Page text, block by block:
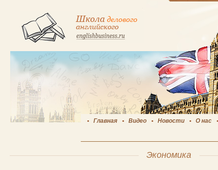
Главная Видео Новости О нас
Экономика